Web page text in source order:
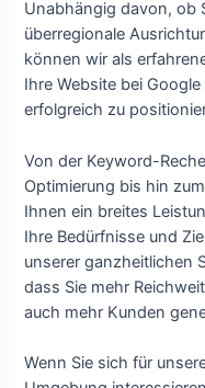
Unabhängig davon, ob
überregionale
können wir als
Ihre Website bei
erfolgreich zu
Von der Keyword-
Optimierung bis hin
Ihnen ein breites
Ihre Bedürfnisse und
unserer ganzheitlichen
dass Sie mehr
auch mehr Kunden
Wenn Sie sich für